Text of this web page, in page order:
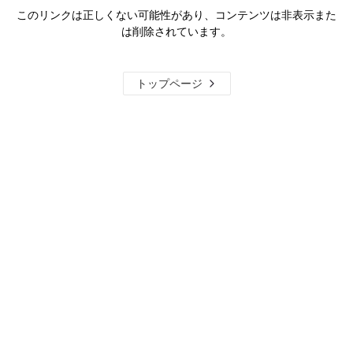
このリンクは正しくない可能性があり、コンテンツは非表示また
は削除されています。
トップページ